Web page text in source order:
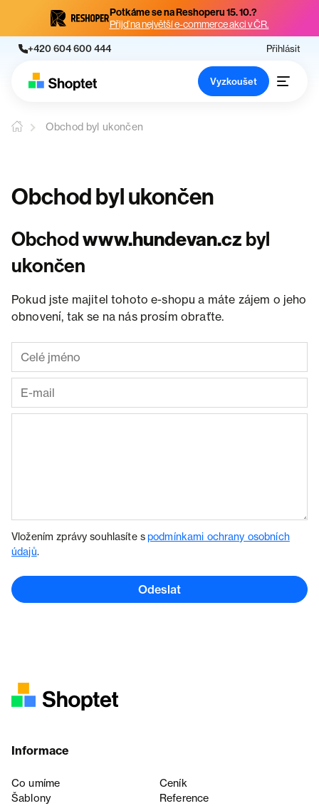
Potkáme se na Reshoperu 15. 10.?
Přijď na největší e-commerce akci v ČR.
+420 604 600 444 Přihlásit
Vyzkoušet
Obchod byl ukončen
Obchod byl ukončen
Obchodwww.hundevan.cz byl
ukončen
Pokud jste majitel tohoto e-shopu a máte zájem o jeho
obnovení, tak se na nás prosím obraťte.
Vložením zprávy souhlasíte spodmínkami ochrany osobních
údajů.
Odeslat
Informace
Co umíme
Ceník
Šablony
Reference